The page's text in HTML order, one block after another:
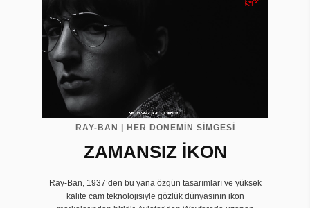
RAY-BAN | HER DÖNEMİN SİMGESİ
ZAMANSIZ İKON
Ray-Ban, 1937’den bu yana özgün tasarımları ve yüksek
kalite cam teknolojisiyle gözlük dünyasının ikon